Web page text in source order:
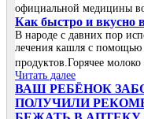
официальной медицины
Как быстро и вкусно
В народе с давних пор
лечения кашля с помощью
продуктов.Горячее
Читать далее
ВАШ РЕБЁНОК
ПОЛУЧИЛИ